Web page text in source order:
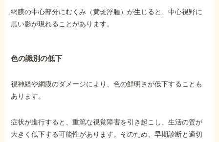
網膜の中心部分にむくみ（黄斑浮腫）が生じると、中心視野に
黒い影が現れることがあります。
色の識別の低下
視神経や網膜のダメージにより、色の鮮明さが低下することも
あります。
症状が進行すると、重篤な視覚障害を引き起こし、生活の質が
大きく低下する可能性があります。そのため、早期診断と適切